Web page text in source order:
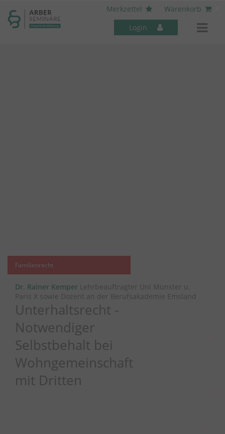
Merkzettel
Warenkorb
Login
Familienrecht
Dr. Rainer Kemper Lehrbeauftragter Uni Münster u.
Paris X sowie Dozent an der Berufsakademie Emsland
Unterhaltsrecht -
Notwendiger
Selbstbehalt bei
Wohngemeinschaft
mit Dritten